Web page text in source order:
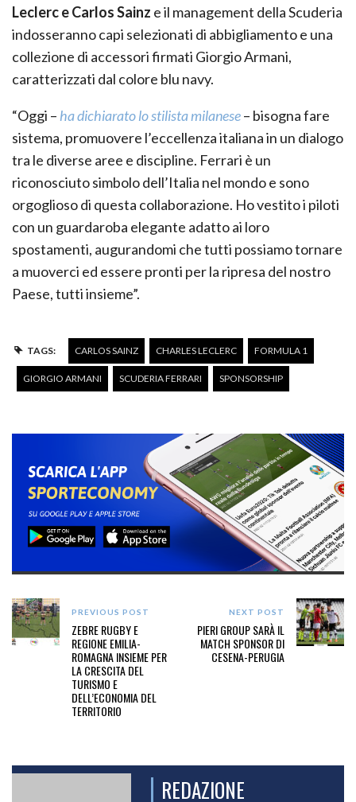
Leclerc e Carlos Sainz e il management della Scuderia
indosseranno capi selezionati di abbigliamento e una
collezione di accessori firmati Giorgio Armani,
caratterizzati dal colore blu navy.
“Oggi –ha dichiarato lo stilista milanese– bisogna fare
sistema, promuovere l’eccellenza italiana in un dialogo
tra le diverse aree e discipline. Ferrari è un
riconosciuto simbolo dell’Italia nel mondo e sono
orgoglioso di questa collaborazione. Ho vestito i piloti
con un guardaroba elegante adatto ai loro
spostamenti, augurandomi che tutti possiamo tornare
a muoverci ed essere pronti per la ripresa del nostro
Paese, tutti insieme”.
TAGS: CARLOS SAINZ CHARLES LECLERC FORMULA 1
GIORGIO ARMANI SCUDERIA FERRARI SPONSORSHIP
PREVIOUS POST
ZEBRE RUGBY E
REGIONE EMILIA-
ROMAGNA INSIEME PER
LA CRESCITA DEL
TURISMO E
DELL’ECONOMIA DEL
TERRITORIO
NEXT POST
PIERI GROUP SARÀ IL
MATCH SPONSOR DI
CESENA-PERUGIA
REDAZIONE